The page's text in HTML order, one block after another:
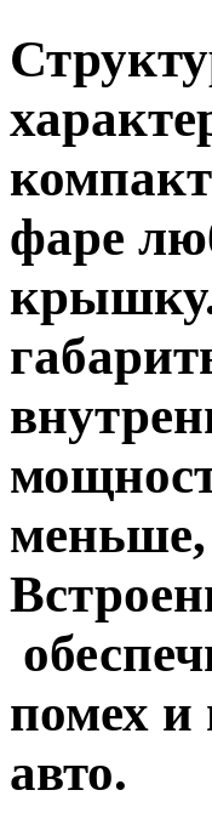
фаре
меньше,
помех и
авто.